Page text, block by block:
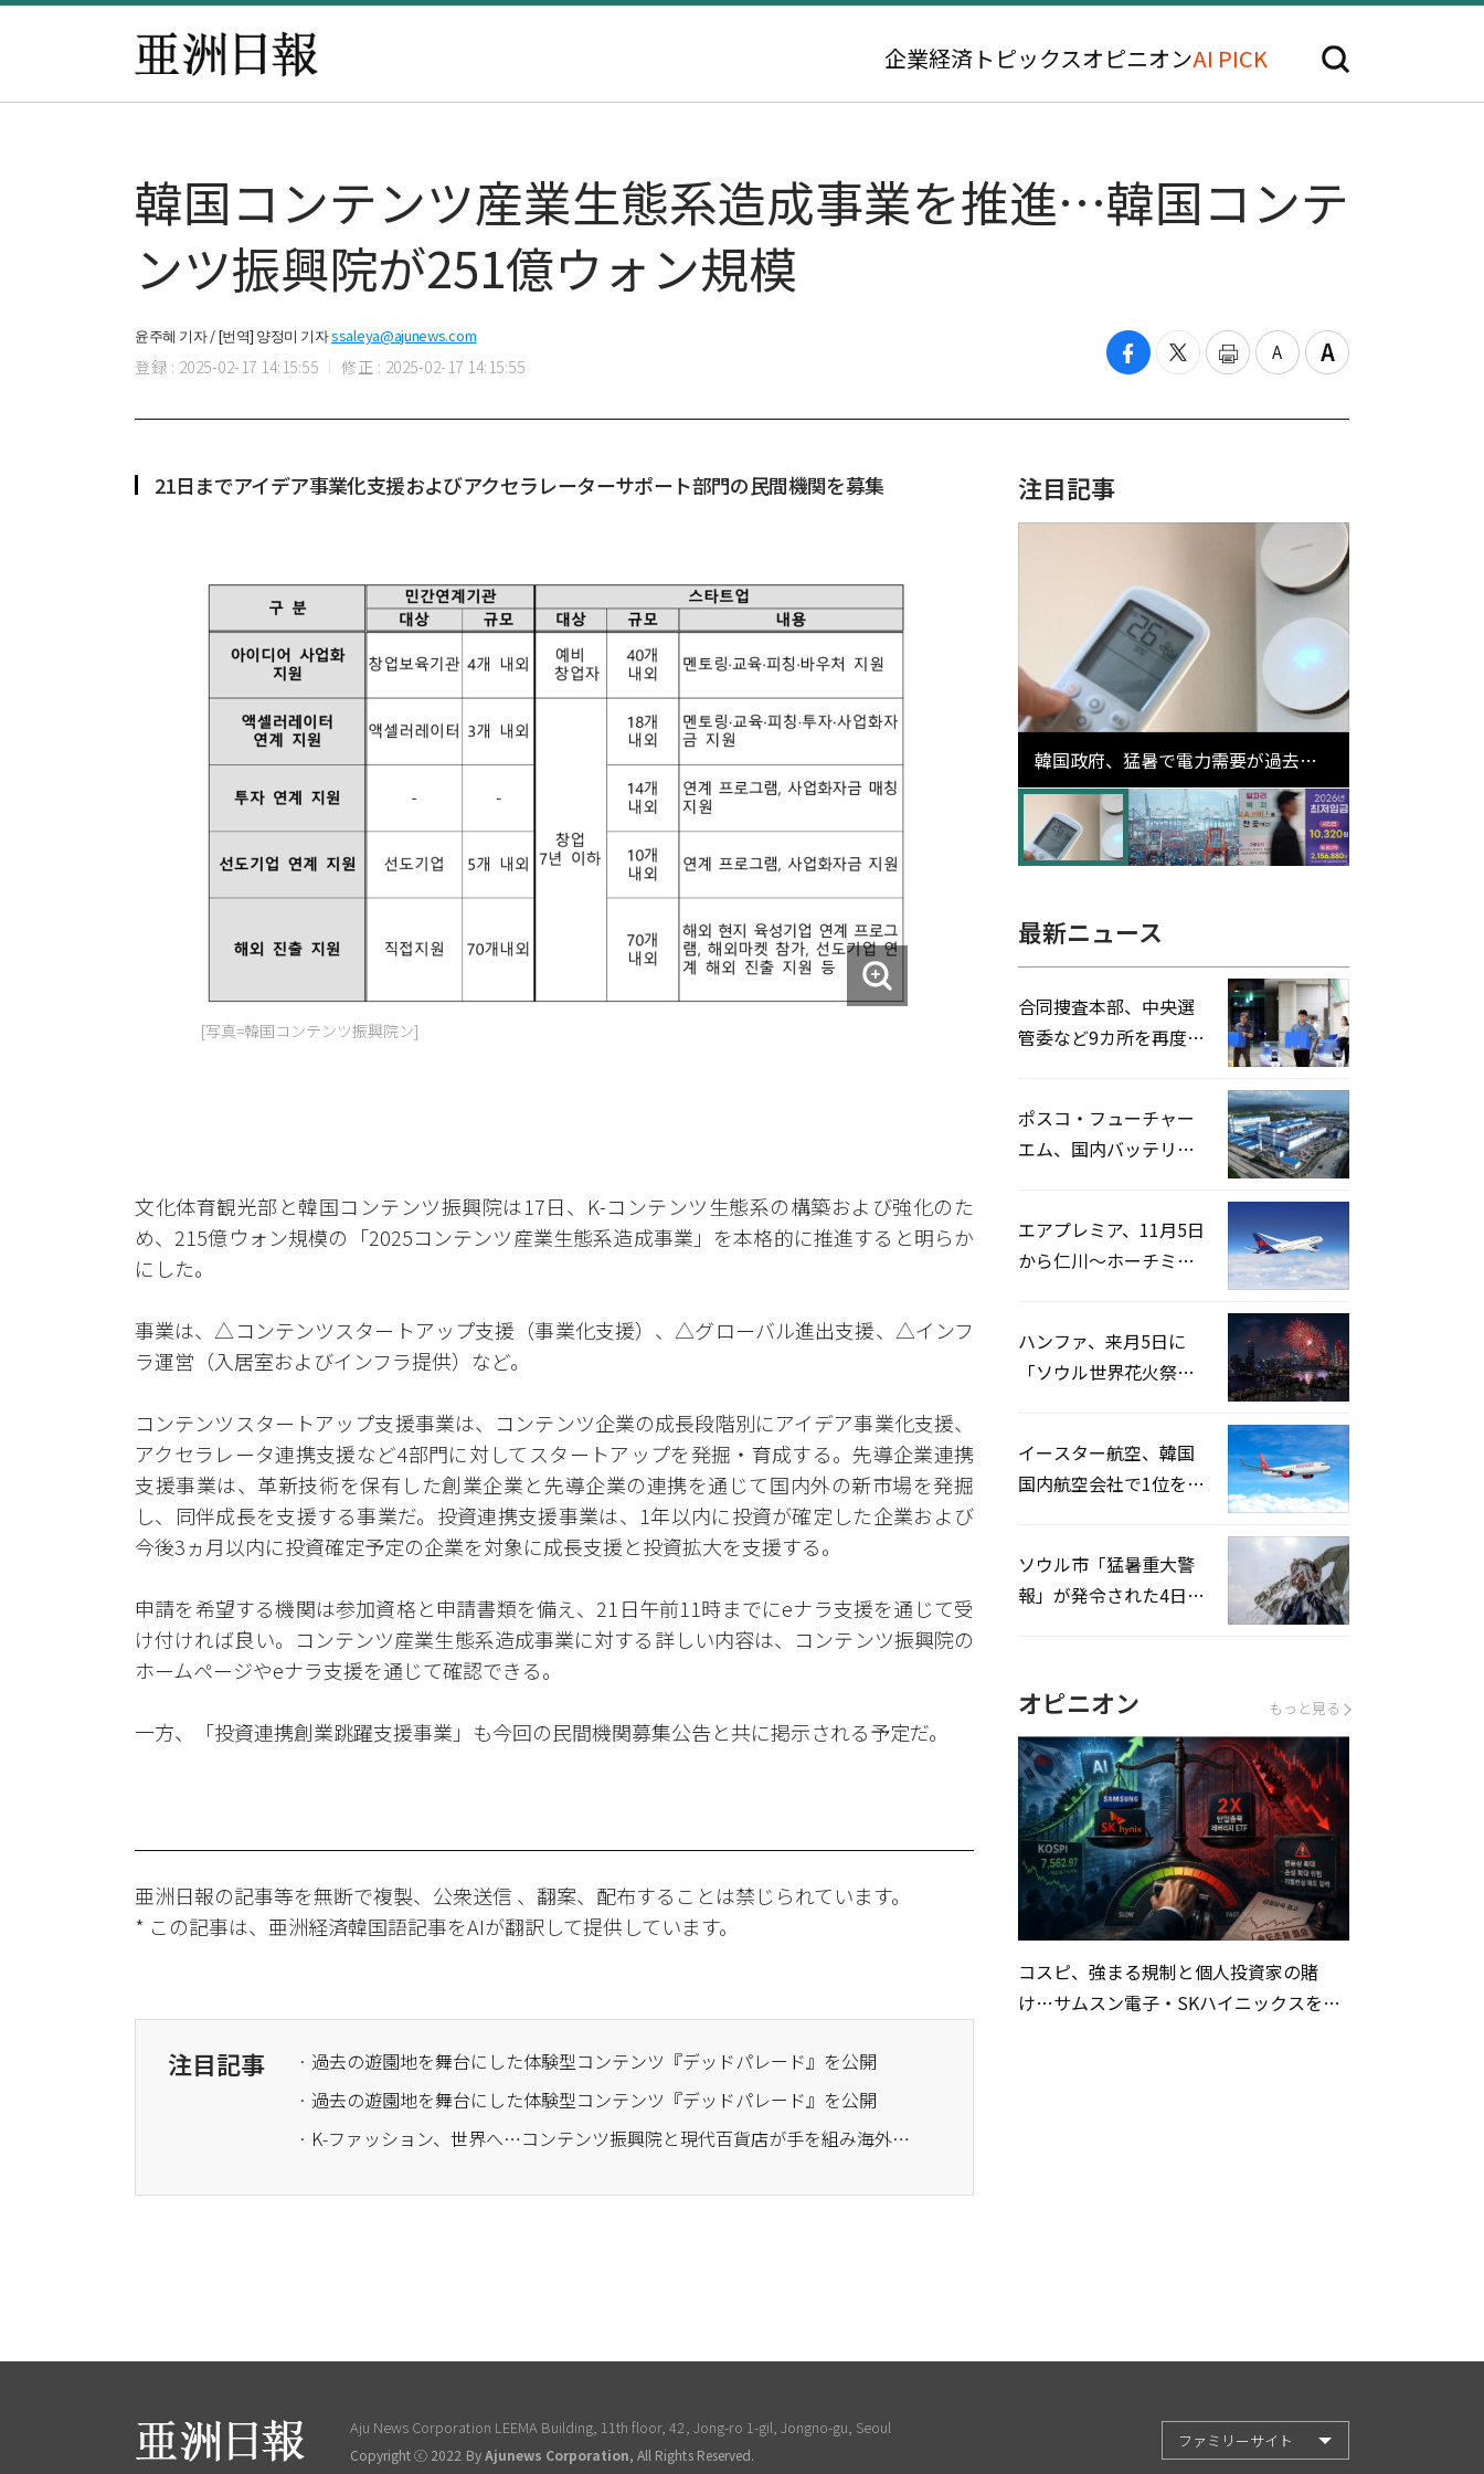
企業経済 トピックスオピニオンAI PICK
韓国コンテンツ産業生態系造成事業を推進…韓国コンテ
ンツ振興院が251億ウォン規模
윤주혜 기자 / [번역] 양정미 기자ssaleya@ajunews.com
登録 : 2025-02-17 14:15:55 修正 : 2025-02-17 14:15:55
21日までアイデア事業化支援およびアクセラレーターサポート部門の民間機関を募集
[写真=韓国コンテンツ振興院ン]
文化体育観光部と韓国コンテンツ振興院は17日、K-コンテンツ生態系の構築および強化のた
め、215億ウォン規模の「2025コンテンツ産業生態系造成事業」を本格的に推進すると明らか
にした。
事業は、△コンテンツスタートアップ支援（事業化支援）、△グローバル進出支援、△インフ
ラ運営（入居室およびインフラ提供）など。
コンテンツスタートアップ支援事業は、コンテンツ企業の成長段階別にアイデア事業化支援、
アクセラレータ連携支援など4部門に対してスタートアップを発掘・育成する。先導企業連携
支援事業は、革新技術を保有した創業企業と先導企業の連携を通じて国内外の新市場を発掘
し、同伴成長を支援する事業だ。投資連携支援事業は、1年以内に投資が確定した企業および
今後3ヵ月以内に投資確定予定の企業を対象に成長支援と投資拡大を支援する。
申請を希望する機関は参加資格と申請書類を備え、21日午前11時までにeナラ支援を通じて受
け付ければ良い。コンテンツ産業生態系造成事業に対する詳しい内容は、コンテンツ振興院の
ホームページやeナラ支援を通じて確認できる。
一方、「投資連携創業跳躍支援事業」も今回の民間機関募集公告と共に掲示される予定だ。
亜洲日報の記事等を無断で複製、公衆送信 、翻案、配布することは禁じられています。
* この記事は、亜洲経済韓国語記事をAIが翻訳して提供しています。
注目記事
· 過去の遊園地を舞台にした体験型コンテンツ『デッドパレード』を公開
· 過去の遊園地を舞台にした体験型コンテンツ『デッドパレード』を公開
· K-ファッション、世界へ…コンテンツ振興院と現代百貨店が手を組み海外展開を拡大
注目記事
韓国政府、猛暑で電力需要が過去最
高更新の可能性に需給対応体制を点
検
最新ニュース
合同捜査本部、中央選
管委など9カ所を再度家
ポスコ・フューチャー
エム、国内バッテリー
エアプレミア、11月5日
から仁川〜ホーチミン
ハンファ、来月5日に
「ソウル世界花火祭り
イースター航空、韓国
国内航空会社で1位を記
ソウル市「猛暑重大警
報」が発令された4日、
オピニオン もっと見る
コスピ、強まる規制と個人投資家の賭
け…サムスン電子・SKハイニックスを巡
ファミリーサイト
Aju News Corporation LEEMA Building, 11th floor, 42, Jong-ro 1-gil, Jongno-gu, Seoul
Copyright ⓒ 2022 ByAjunews Corporation, All Rights Reserved.